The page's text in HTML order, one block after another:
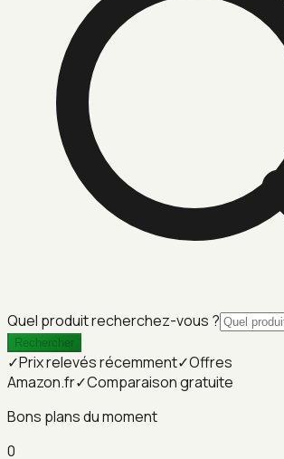
Quel produit recherchez-vous ?
Rechercher
✓Prix relevés récemment✓Offres
Amazon.fr✓Comparaison gratuite
Bons plans du moment
0